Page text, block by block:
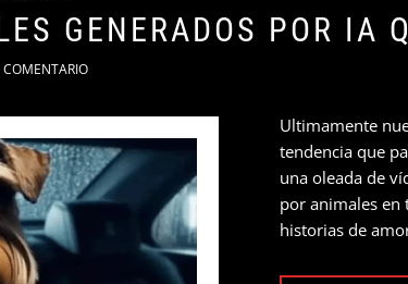
GENERADOS POR IA
COMENTARIO
Ultimamente
tendencia que
una oleada de
por animales en
historias de